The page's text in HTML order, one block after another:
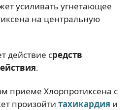
усиливать угнетающее
на центральную
действие средств
.
приеме Хлорпротиксена с
произойти тахикардия и